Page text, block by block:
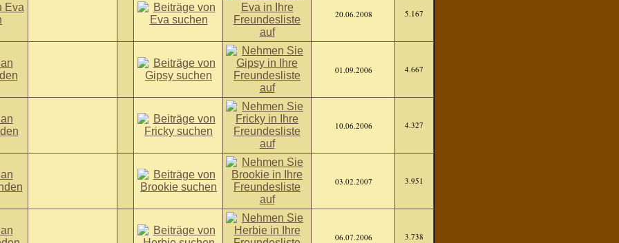
20.06.2008 5.167
01.09.2006 4.667
10.06.2006 4.327
03.02.2007 3.951
06.07.2006 3.738